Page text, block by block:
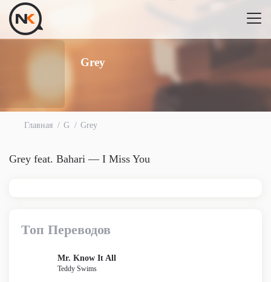
Grey
Главная G Grey
Grey feat. Bahari — I Miss You
Топ Переводов
Mr. Know It All
Teddy Swims